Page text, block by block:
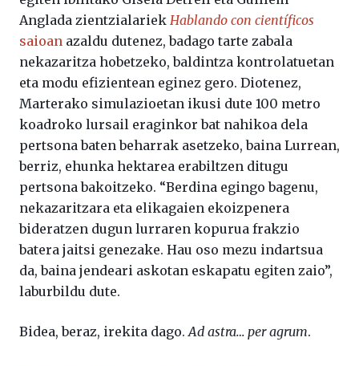
Anglada zientzialariek Hablando con científicos
saioan azaldu dutenez, badago tarte zabala
nekazaritza hobetzeko, baldintza kontrolatuetan
eta modu efizientean eginez gero. Diotenez,
Marterako simulazioetan ikusi dute 100 metro
koadroko lursail eraginkor bat nahikoa dela
pertsona baten beharrak asetzeko, baina Lurrean,
berriz, ehunka hektarea erabiltzen ditugu
pertsona bakoitzeko. “Berdina egingo bagenu,
nekazaritzara eta elikagaien ekoizpenera
bideratzen dugun lurraren kopurua frakzio
batera jaitsi genezake. Hau oso mezu indartsua
da, baina jendeari askotan eskapatu egiten zaio”,
laburbildu dute.
Bidea, beraz, irekita dago. Ad astra… per agrum.